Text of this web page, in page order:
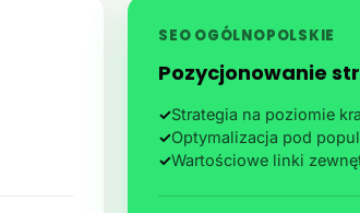
SEO OGÓLNOPOLSKIE
Pozycjonowanie
✓Strategia na poziomie
✓Optymalizacja pod
✓Wartościowe linki